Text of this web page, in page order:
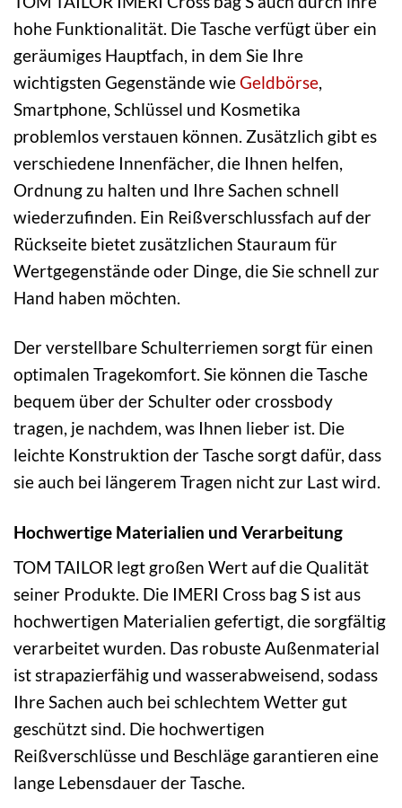
hohe Funktionalität. Die Tasche verfügt über ein
geräumiges Hauptfach, in dem Sie Ihre
wichtigsten Gegenstände wieGeldbörse,
Smartphone, Schlüssel und Kosmetika
problemlos verstauen können. Zusätzlich gibt es
verschiedene Innenfächer, die Ihnen helfen,
Ordnung zu halten und Ihre Sachen schnell
wiederzufinden. Ein Reißverschlussfach auf der
Rückseite bietet zusätzlichen Stauraum für
Wertgegenstände oder Dinge, die Sie schnell zur
Hand haben möchten.
Der verstellbare Schulterriemen sorgt für einen
optimalen Tragekomfort. Sie können die Tasche
bequem über der Schulter oder crossbody
tragen, je nachdem, was Ihnen lieber ist. Die
leichte Konstruktion der Tasche sorgt dafür, dass
sie auch bei längerem Tragen nicht zur Last wird.
Hochwertige Materialien und Verarbeitung
TOM TAILOR legt großen Wert auf die Qualität
seiner Produkte. Die IMERI Cross bag S ist aus
hochwertigen Materialien gefertigt, die sorgfältig
verarbeitet wurden. Das robuste Außenmaterial
ist strapazierfähig und wasserabweisend, sodass
Ihre Sachen auch bei schlechtem Wetter gut
geschützt sind. Die hochwertigen
Reißverschlüsse und Beschläge garantieren eine
lange Lebensdauer der Tasche.